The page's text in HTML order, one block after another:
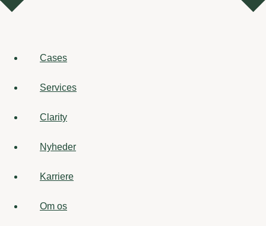
Cases
Services
Clarity
Nyheder
Karriere
Om os